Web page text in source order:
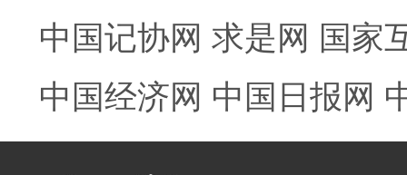
中国记协网 求是网 国家
中国经济网 中国日报网